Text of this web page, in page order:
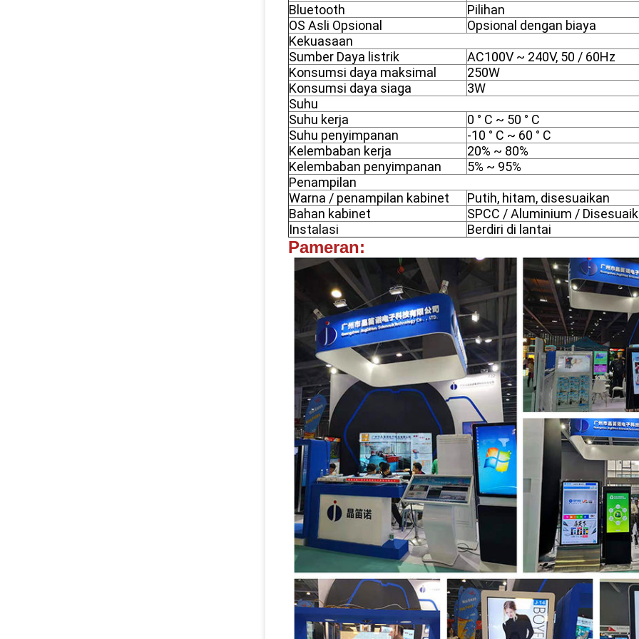
Bluetooth
Pilihan
OS Asli Opsional
Opsional dengan biaya
Kekuasaan
Sumber Daya listrik
AC100V ~ 240V, 50 / 60Hz
Konsumsi daya maksimal
250W
Konsumsi daya siaga
3W
Suhu
Suhu kerja
0 ° C ~ 50 ° C
Suhu penyimpanan
-10 ° C ~ 60 ° C
Kelembaban kerja
20% ~ 80%
Kelembaban penyimpanan
5% ~ 95%
Penampilan
Warna / penampilan kabinet
Putih, hitam, disesuaikan
Bahan kabinet
SPCC / Aluminium /
Instalasi
Berdiri di lantai
Pameran: